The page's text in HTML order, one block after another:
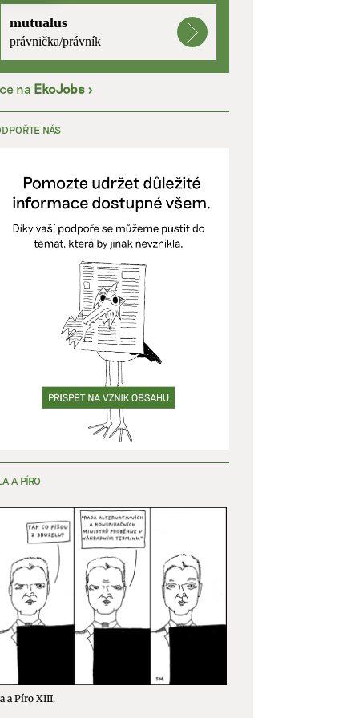
aktivní
mutualus
právnička/právník
na EkoJobs >
NÁS
A PÍRO
a Píro XIII.